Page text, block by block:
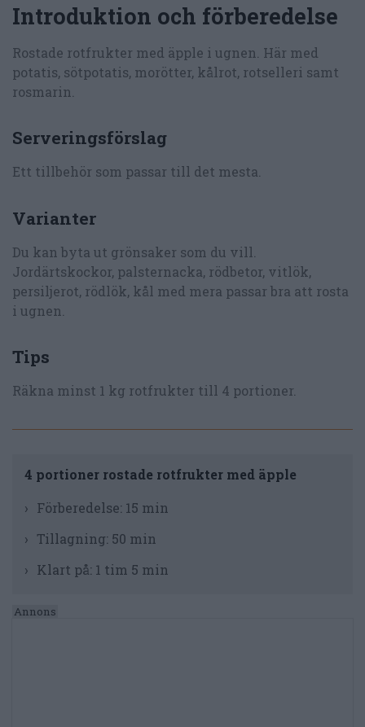
Introduktion och förberedelse
Rostade rotfrukter med äpple i ugnen. Här med
potatis, sötpotatis, morötter, kålrot, rotselleri samt
rosmarin.
Serveringsförslag
Ett tillbehör som passar till det mesta.
Varianter
Du kan byta ut grönsaker som du vill.
Jordärtskockor, palsternacka, rödbetor, vitlök,
persiljerot, rödlök, kål med mera passar bra att rosta
i ugnen.
Tips
Räkna minst 1 kg rotfrukter till 4 portioner.
4 portioner rostade rotfrukter med äpple
Förberedelse: 15 min
Tillagning: 50 min
Klart på: 1 tim 5 min